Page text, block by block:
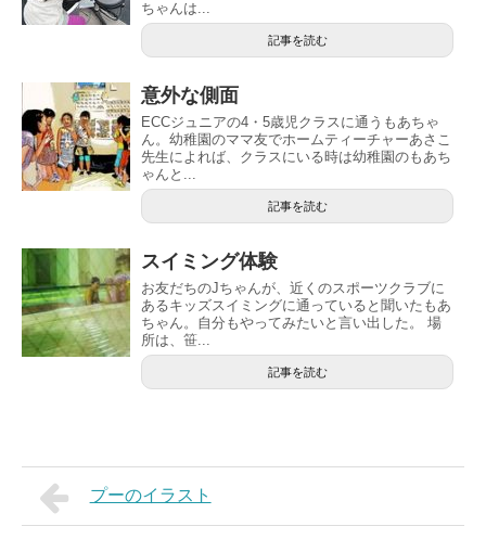
ちゃんは...
記事を読む
意外な側面
ECCジュニアの4・5歳児クラスに通うもあちゃ
ん。幼稚園のママ友でホームティーチャーあさこ
先生によれば、クラスにいる時は幼稚園のもあち
ゃんと...
記事を読む
スイミング体験
お友だちのJちゃんが、近くのスポーツクラブに
あるキッズスイミングに通っていると聞いたもあ
ちゃん。自分もやってみたいと言い出した。 場
所は、笹...
記事を読む
プーのイラスト